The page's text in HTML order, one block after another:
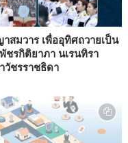
มวาร เพื่ออุทิศถวายเป็น
ชรกิติยาภา นเรนทิรา
วัชรราชธิดา